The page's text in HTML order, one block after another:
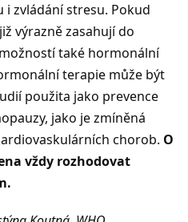
zvládání stresu. Pokud
výrazně zasahují do
také hormonální
terapie může být
použita jako prevence
jako je zmíněná
chorob. O
vždy rozhodovat